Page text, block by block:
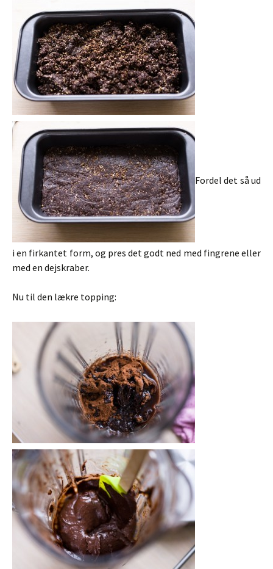
Fordel det så ud
i en firkantet form, og pres det godt ned med fingrene eller
med en dejskraber.
Nu til den lækre topping: